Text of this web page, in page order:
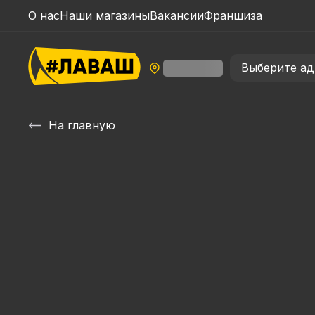
О насНаши магазиныВакансииФраншиза
Выберите
На главную